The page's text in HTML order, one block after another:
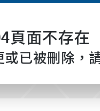
頁面不存在
已被刪除，